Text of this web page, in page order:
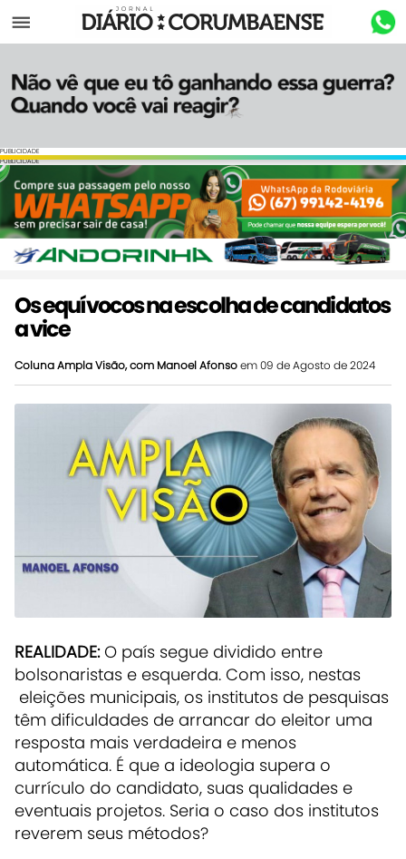
Menu
PUBLICIDADE
PUBLICIDADE
Os equívocos na escolha de candidatos
a vice
Coluna Ampla Visão, com Manoel Afonsoem 09 de Agosto de 2024
REALIDADE: O país segue dividido entre
bolsonaristas e esquerda. Com isso, nestas
eleições municipais, os institutos de pesquisas
têm dificuldades de arrancar do eleitor uma
resposta mais verdadeira e menos
automática. É que a ideologia supera o
currículo do candidato, suas qualidades e
eventuais projetos. Seria o caso dos institutos
reverem seus métodos?